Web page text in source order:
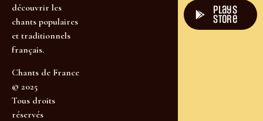
découvrir les
chants populaires
et traditionnels
français.
Chants de France
© 2025
Tous droits
réservés
plays
store